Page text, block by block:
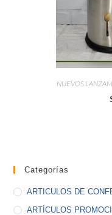
NUEVOS
Categorías
ARTICULOS DE
ARTÍCULOS